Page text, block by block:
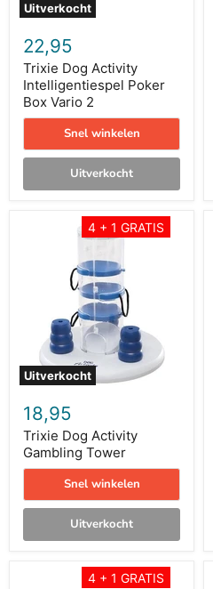
Uitverkocht
22,95
Trixie Dog Activity
Intelligentiespel Poker
Box Vario 2
Snel winkelen
Uitverkocht
4 + 1 GRATIS
Uitverkocht
Gambling
18,95
Trixie Dog Activity
Gambling Tower
Snel winkelen
Uitverkocht
4 + 1 GRATIS